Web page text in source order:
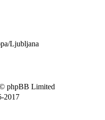
Ljubljana
phpBB Limited
2017